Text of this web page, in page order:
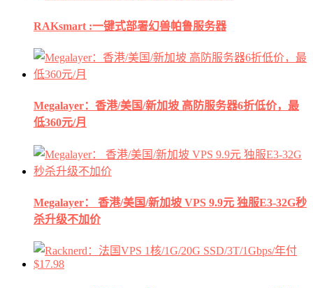
RAKsmart :一键式部署幻兽帕鲁服务器
Megalayer：香港/美国/新加坡 高防服务器6折低价，最
低360元/月
Megalayer： 香港/美国/新加坡 VPS 9.9元 独服E3-32G秒
杀升级不加价